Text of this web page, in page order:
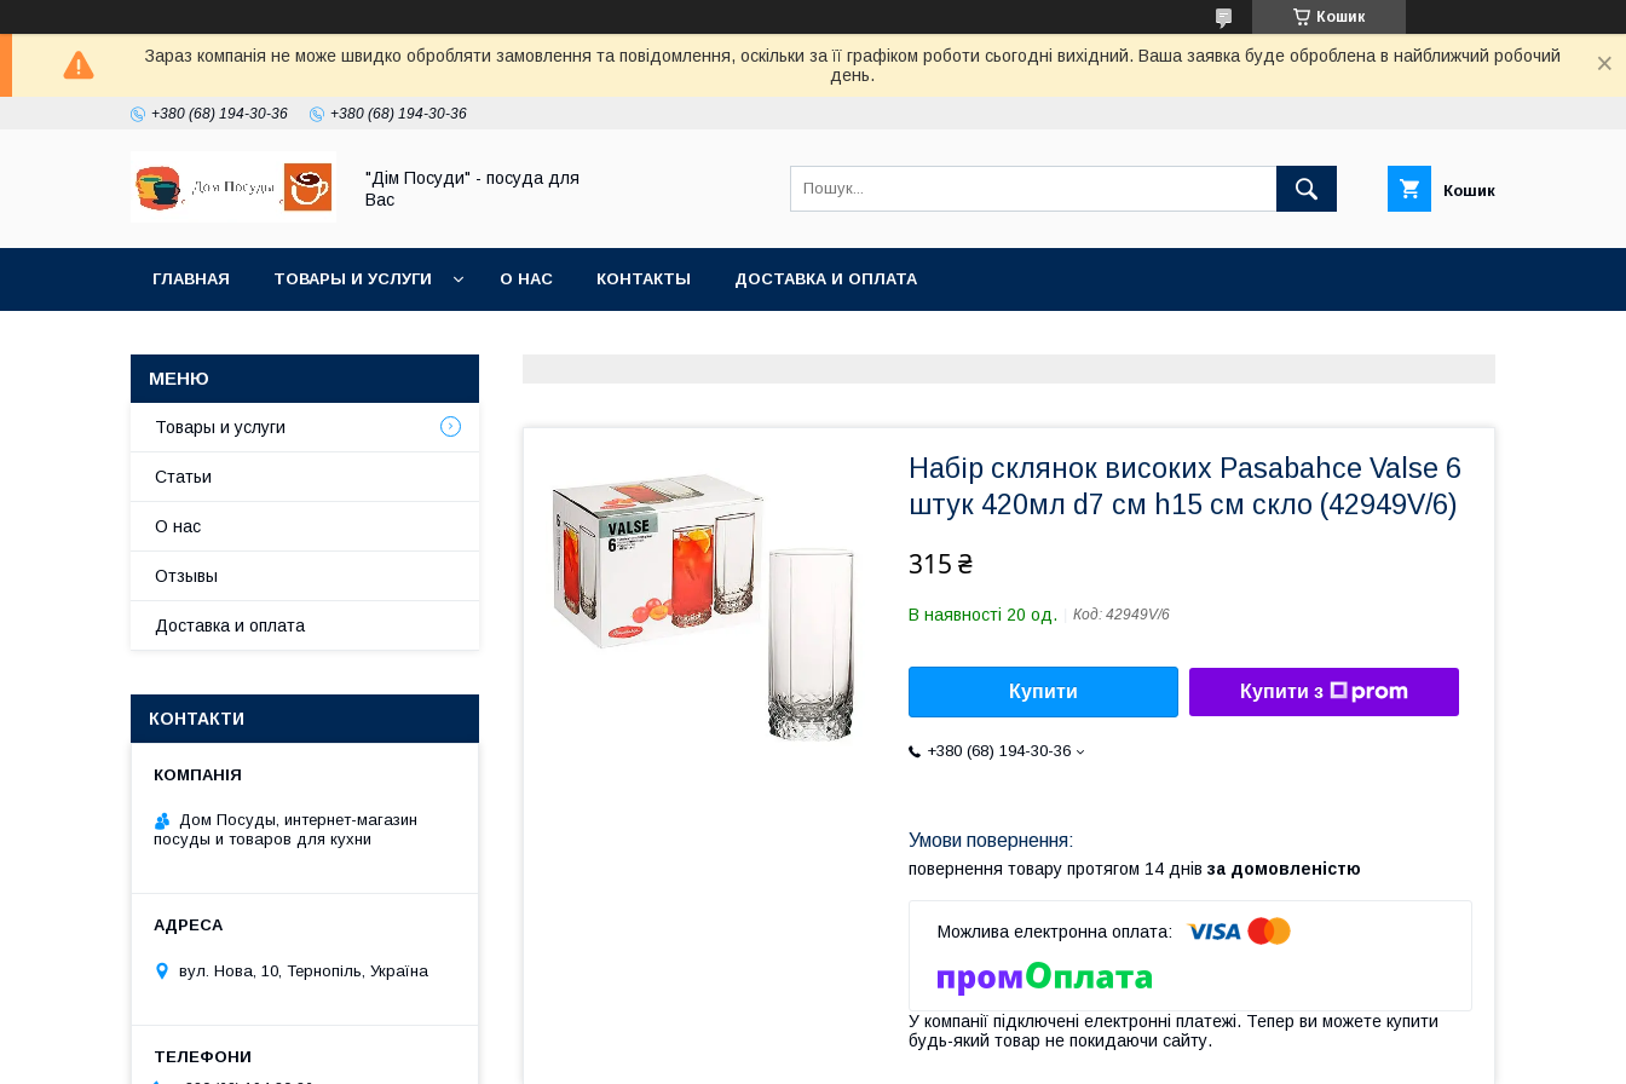
Кошик
Зараз компанія не може швидко обробляти замовлення та повідомлення, оскільки за її графіком роботи сьогодні вихідний. Ваша заявка буде оброблена в найближчий робочий
день.
+380 (68) 194-30-36 +380 (68) 194-30-36
"Дім Посуди" - посуда для
Вас
Кошик
ГЛАВНАЯ ТОВАРЫ И УСЛУГИ О НАС КОНТАКТЫ ДОСТАВКА И ОПЛАТА
Набір склянок високих Pasabahce Valse 6
штук 420мл d7 см h15 см скло (42949V/6)
315 ₴
В наявності 20 од. Код: 42949V/6
Купити Купити з
+380 (68) 194-30-36
повернення товару протягом 14 днів за домовленістю
У компанії підключені електронні платежі. Тепер ви можете купити
будь-який товар не покидаючи сайту.
Товары и услуги
Статьи
О нас
Отзывы
Доставка и оплата
КОНТАКТИ
Дом Посуды, интернет-магазин
посуды и товаров для кухни
вул. Нова, 10, Тернопіль, Україна